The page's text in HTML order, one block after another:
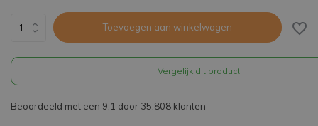
Toevoegen aan winkelwagen
Vergelijk dit product
Beoordeeld met een 9,1 door 35.808 klanten